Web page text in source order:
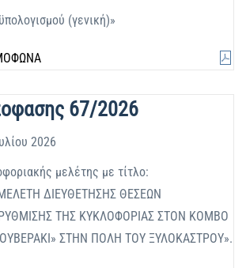
(γενική)»
67/2026
2026
μελέτης με τίτλο:
ΔΙΕΥΘΕΤΗΣΗΣ ΘΕΣΕΩΝ
ΤΗΣ ΚΥΚΛΟΦΟΡΙΑΣ ΣΤΟΝ ΚΟΜΒΟ
ΣΤΗΝ ΠΟΛΗ ΤΟΥ ΞΥΛΟΚΑΣΤΡΟΥ».